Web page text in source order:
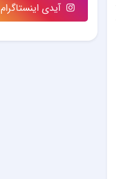
آیدی اینستاگرام